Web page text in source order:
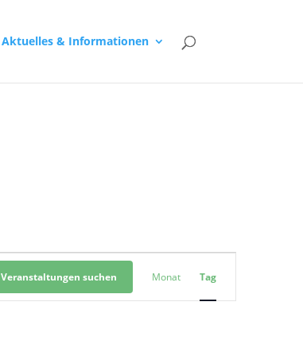
Aktuelles & Informationen
Veranstaltungen suchen
Ansichten-
Navigation
Monat Tag